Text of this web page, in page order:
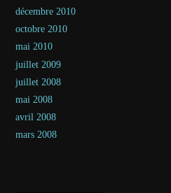
décembre 2010
octobre 2010
mai 2010
juillet 2009
juillet 2008
mai 2008
avril 2008
mars 2008